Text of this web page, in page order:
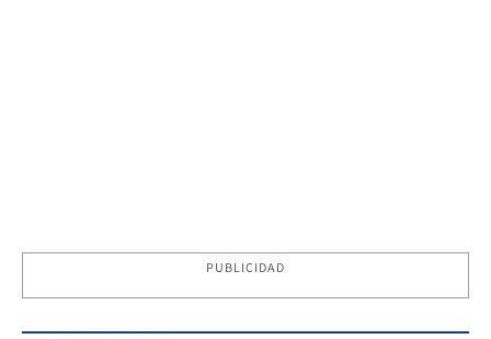
PUBLICIDAD